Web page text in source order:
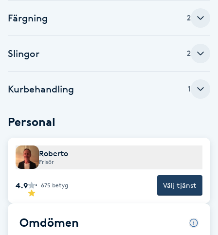
Babylights
Bambumassage
Barnklippning
BIAB
Blowout
Bottenfärg
Färgning 2
Slingor 2
Kurbehandling 1
Personal
Roberto
Frisör
4.9 675 betyg Välj tjänst
Omdömen